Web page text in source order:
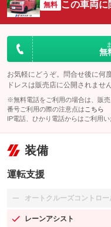
無料 この車両
無
お気軽にどうぞ。問合せ後に何
ドレスは販売店に公開されません
※無料電話をご利用の場合は、販
番号ご利用の際の注意点は こちら
IP電話、ひかり電話からはご利用い
装備
運転支援
オートクルーズコントロー
：装備なし
レーンアシスト
：装備あり